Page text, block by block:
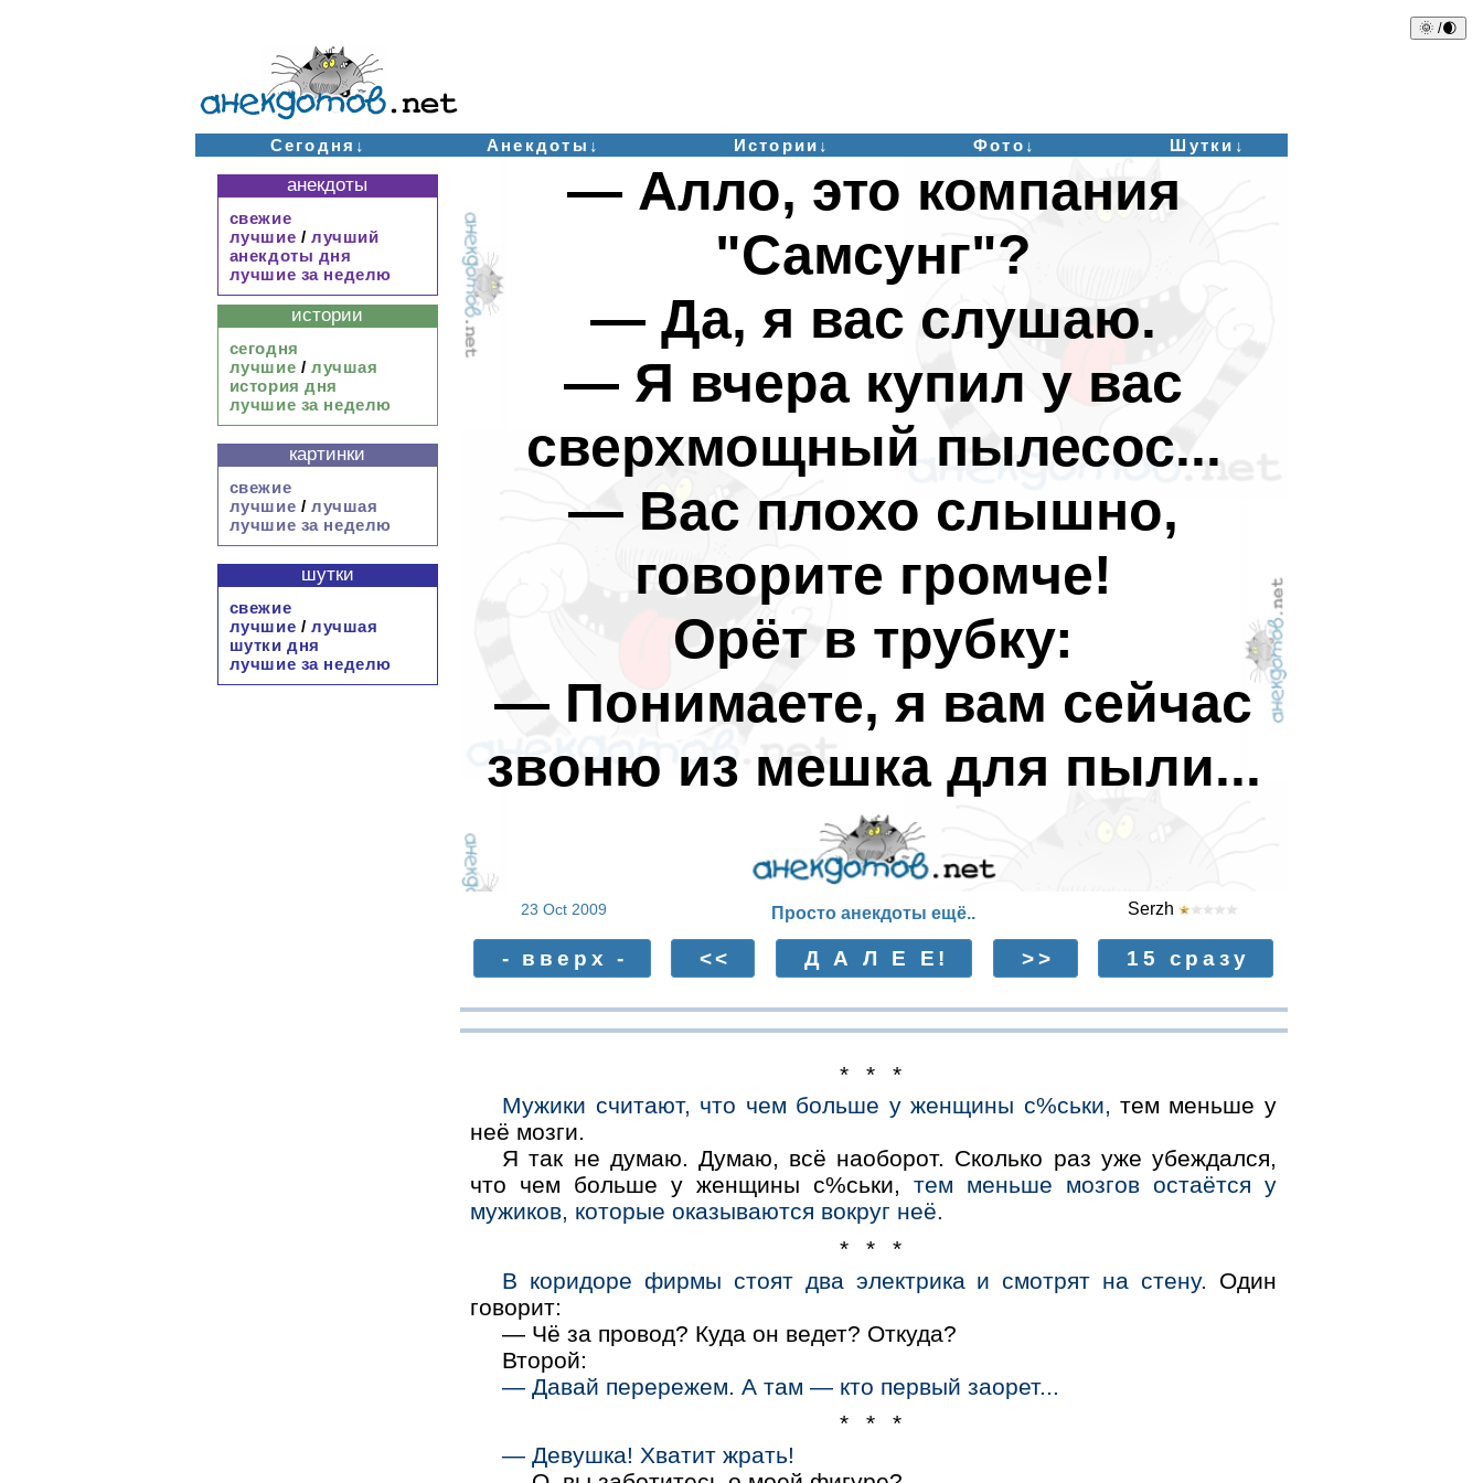
🌞 /🌒
Сегодня↓ Анекдоты↓ Истории↓ Фото↓ Шутки↓
— Алло, это компания
"Самсунг"?
— Да, я вас слушаю.
— Я вчера купил у вас
сверхмощный пылесос...
— Вас плохо слышно,
говорите громче!
Орёт в трубку:
— Понимаете, я вам сейчас
звоню из мешка для пыли...
23 Oct 2009 Просто анекдоты ещё.. Serzh
- вверх - << Д А Л Е Е! >> 15 сразу
* * *
Мужики считают, что чем больше у женщины с%ськи, тем меньше у
неё мозги.
Я так не думаю. Думаю, всё наоборот. Сколько раз уже убеждался,
что чем больше у женщины с%ськи, тем меньше мозгов остаётся у
мужиков, которые оказываются вокруг неё.
* * *
В коридоре фирмы стоят два электрика и смотрят на стену. Один
говорит:
— Чё за провод? Куда он ведет? Откуда?
Второй:
— Давай перережем. А там — кто первый заорет...
* * *
— Девушка! Хватит жрать!
анекдоты
свежие
лучшие / лучший
анекдоты дня
лучшие за неделю
истории
сегодня
лучшие / лучшая
история дня
лучшие за неделю
картинки
свежие
лучшие / лучшая
лучшие за неделю
шутки
свежие
лучшие / лучшая
шутки дня
лучшие за неделю